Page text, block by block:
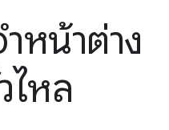
หน้าต่าง
หล